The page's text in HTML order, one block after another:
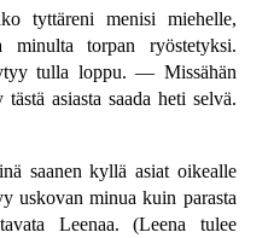
tyttäreni menisi miehelle,
minulta torpan ryöstetyksi.
tulla loppu. — Missähän
asiasta saada heti selvä.
saanen kyllä asiat oikealle
uskovan minua kuin parasta
Leenaa. (Leena tulee